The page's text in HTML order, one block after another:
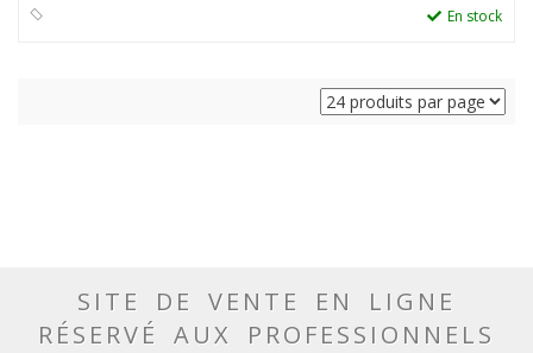
En stock
SITE DE VENTE EN LIGNE
RÉSERVÉ AUX PROFESSIONNELS